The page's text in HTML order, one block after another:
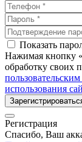
Показать
Нажимая кнопку
обработку своих
использования
Регистрация
Спасибо, Ваш